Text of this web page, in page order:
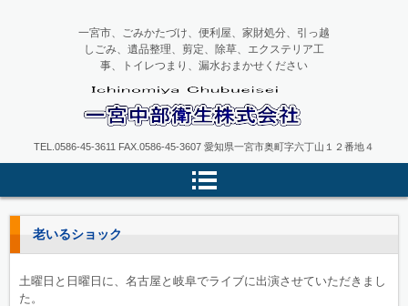
一宮中部衛生
一宮市、ごみかたづけ、便利屋、家財処分、引っ越
しごみ、遺品整理、剪定、除草、エクステリア工
事、トイレつまり、漏水おまかせください
TEL.0586-45-3611 FAX.0586-45-3607 愛知県一宮市奥町字六丁山１２番地４
老いるショック
土曜日と日曜日に、名古屋と岐阜でライブに出演させていただきまし
た。